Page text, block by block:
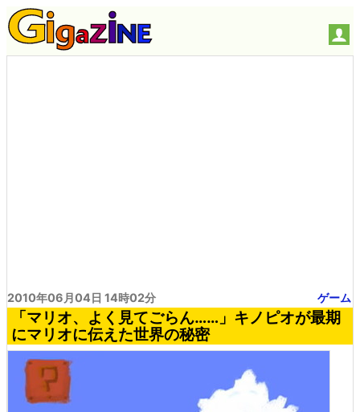
2010年06月04日 14時02分 ゲーム
「マリオ、よく見てごらん……」キノピオが最期
にマリオに伝えた世界の秘密